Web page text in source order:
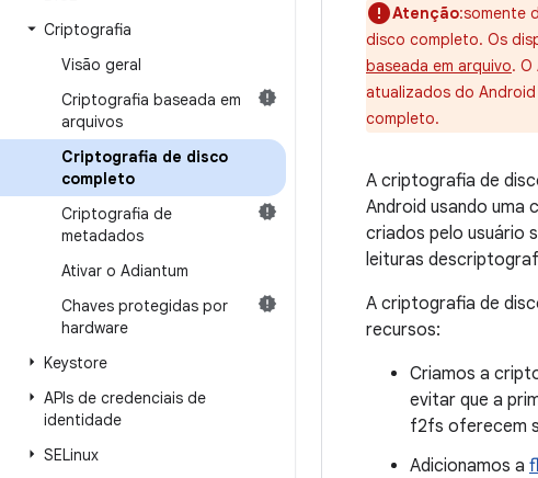
Criptografia
Visão geral
Criptografia baseada em
arquivos
Criptografia de disco
completo
Criptografia de
metadados
Ativar o Adiantum
Chaves protegidas por
hardware
Keystore
APIs de credenciais de
identidade
SELinux
Atenção:somente
disco completo. Os
baseada em arquivo.
atualizados do
completo.
A criptografia de
Android usando
criados pelo usuário
leituras
A criptografia de
recursos:
Criamos a
evitar que a
f2fs oferecem
Adicionamos a